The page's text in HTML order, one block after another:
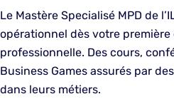
Le Mastère Specialisé MPD de
opérationnel dès votre
professionnelle. Des cours,
Business Games assurés par
dans leurs métiers.